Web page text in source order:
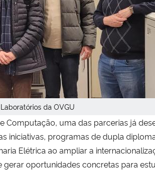
da OVGU
Computação, uma das parcerias já
iniciativas, programas de dupla
Elétrica ao ampliar a
oportunidades concretas para